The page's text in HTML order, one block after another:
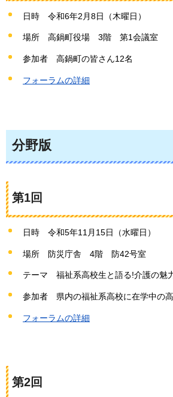
日時 令和6年2月8日（木曜日）
場所 高鍋町役場 3階 第1会議室
参加者 高鍋町の皆さん12名
フォーラムの詳細
分野版
第1回
日時 令和5年11月15日（水曜日）
場所 防災庁舎 4階 防42号室
テーマ 福祉系高校生と語る!介護の魅
参加者 県内の福祉系高校に在学中の
フォーラムの詳細
第2回